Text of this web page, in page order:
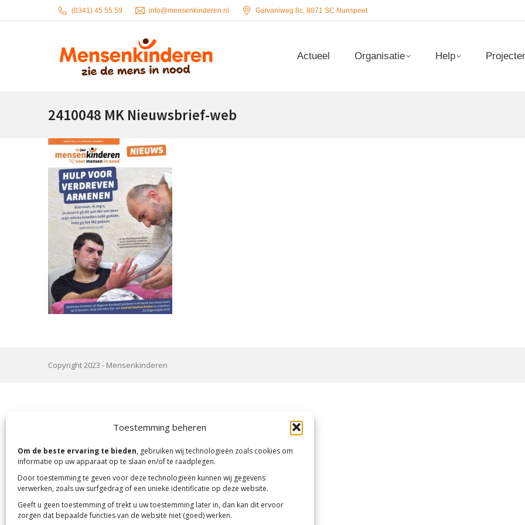
Toestemming beheren
Om de beste ervaring te bieden, gebruiken wij technologieën zoals cookies om
informatie op uw apparaat op te slaan en/of te raadplegen.
Door toestemming te geven voor deze technologieën kunnen wij gegevens
verwerken, zoals uw surfgedrag of een unieke identificatie op deze website.
Geeft u geen toestemming of trekt u uw toestemming later in, dan kan dit ervoor
zorgen dat bepaalde functies van de website niet (goed) werken.
(0341) 45 55 59 info@mensenkinderen.nl Galvaniweg 8c, 8071 SC Nunspeet
Actueel Organisatie Help
2410048 MK Nieuwsbrief-web
Copyright 2023 - Mensenkinderen
Actueel Organisatie Help